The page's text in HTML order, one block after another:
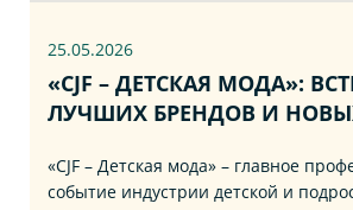
25.05.2026
«CJF – ДЕТСКАЯ МОДА»:
ЛУЧШИХ БРЕНДОВ И
«CJF – Детская мода» – главное
событие индустрии детской и